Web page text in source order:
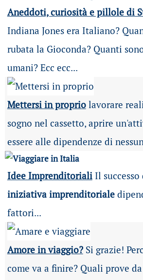
Aneddoti, curiosità e pillole di
Indiana Jones era Italiano?
rubata la Gioconda? Quanti
umani? Ecc ecc...
Mettersi in propriolavorare
sogno nel cassetto, aprire
essere alle dipendenze di
Idee ImprenditorialiIl successo
iniziativa imprenditoriale
fattori...
Amore in viaggio?Si grazie!
come va a finire? Quali prove